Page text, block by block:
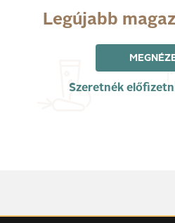
Legújabb
Szeretnék